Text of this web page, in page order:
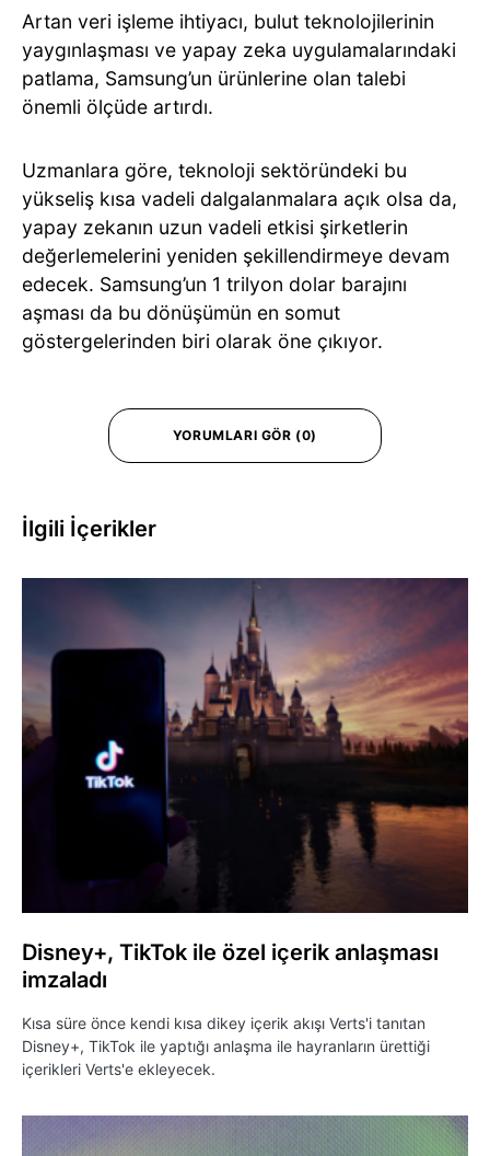
Artan veri işleme ihtiyacı, bulut teknolojilerinin
yaygınlaşması ve yapay zeka uygulamalarındaki
patlama, Samsung’un ürünlerine olan talebi
önemli ölçüde artırdı.
Uzmanlara göre, teknoloji sektöründeki bu
yükseliş kısa vadeli dalgalanmalara açık olsa da,
yapay zekanın uzun vadeli etkisi şirketlerin
değerlemelerini yeniden şekillendirmeye devam
edecek. Samsung’un 1 trilyon dolar barajını
aşması da bu dönüşümün en somut
göstergelerinden biri olarak öne çıkıyor.
YORUMLARI GÖR (0)
İlgili İçerikler
Disney+, TikTok ile özel içerik anlaşması
imzaladı
Kısa süre önce kendi kısa dikey içerik akışı Verts'i tanıtan
Disney+, TikTok ile yaptığı anlaşma ile hayranların ürettiği
içerikleri Verts'e ekleyecek.